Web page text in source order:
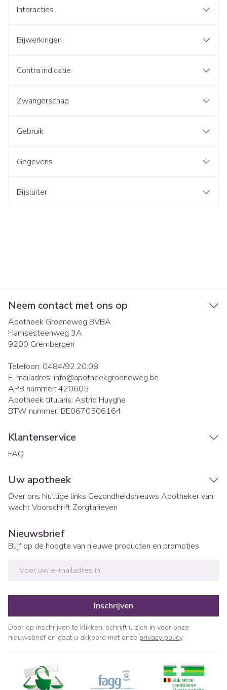
Interacties
Bijwerkingen
Contra indicatie
Zwangerschap
Gebruik
Gegevens
Bijsluiter
Neem contact met ons op
Apotheek Groeneweg BVBA
Hamsesteenweg 3A
9200 Grembergen
Telefoon: 0484/92.20.08
E-mailadres: info@apotheekgroeneweg.be
APB nummer: 420605
Apotheek titularis: Astrid Huyghe
BTW nummer: BE0670506164
Klantenservice
FAQ
Uw apotheek
Over ons Nuttige links Gezondheidsnieuws Apotheker van
wachtVoorschrift Zorgtarieven
Nieuwsbrief
Blijf op de hoogte van nieuwe producten en promoties
Inschrijven
Door op inschrijven te klikken, schrijft u zich in voor onze
nieuwsbrief en gaat u akkoord met onze privacy policy.